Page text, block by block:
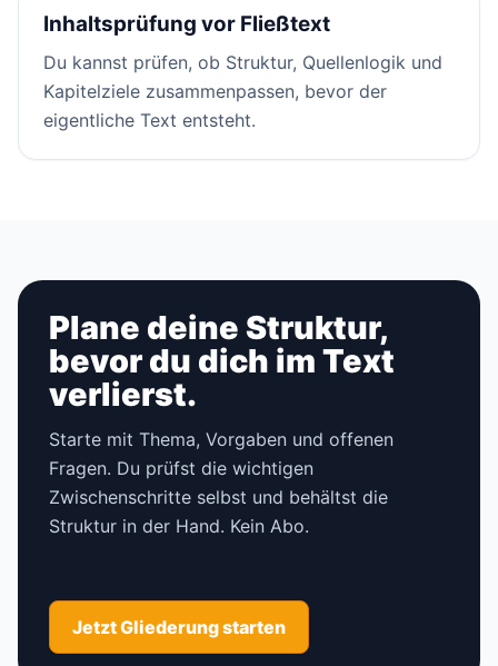
Inhaltsprüfung vor Fließtext
Du kannst prüfen, ob Struktur, Quellenlogik und
Kapitelziele zusammenpassen, bevor der
eigentliche Text entsteht.
Plane deine Struktur,
bevor du dich im Text
verlierst.
Starte mit Thema, Vorgaben und offenen
Fragen. Du prüfst die wichtigen
Zwischenschritte selbst und behältst die
Struktur in der Hand. Kein Abo.
Jetzt Gliederung starten